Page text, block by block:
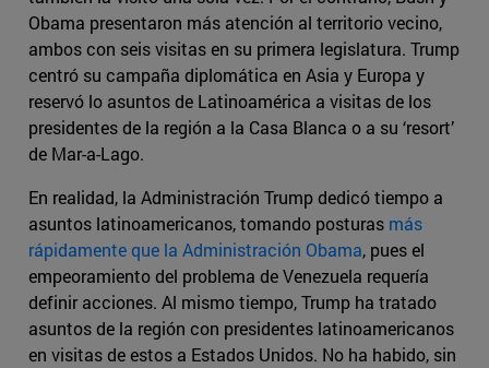
Obama presentaron más atención al territorio vecino,
ambos con seis visitas en su primera legislatura. Trump
centró su campaña diplomática en Asia y Europa y
reservó lo asuntos de Latinoamérica a visitas de los
presidentes de la región a la Casa Blanca o a su ‘resort’
de Mar-a-Lago.
En realidad, la Administración Trump dedicó tiempo a
asuntos latinoamericanos, tomando posturas más
rápidamente que la Administración Obama, pues el
empeoramiento del problema de Venezuela requería
definir acciones. Al mismo tiempo, Trump ha tratado
asuntos de la región con presidentes latinoamericanos
en visitas de estos a Estados Unidos. No ha habido, sin